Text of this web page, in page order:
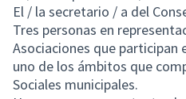
El / la secretario / a del
Tres personas en
Asociaciones que participan
uno de los ámbitos que
Sociales municipales.